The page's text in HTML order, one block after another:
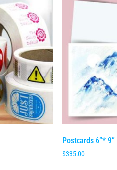
Postcards 6”* 9”
$335.00